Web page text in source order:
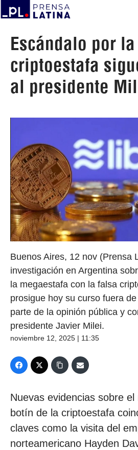
Escándalo por la
criptoestafa
al presidente
Buenos Aires, 12 nov (Prensa
investigación en Argentina
la megaestafa con la falsa
prosigue hoy su curso fuera
parte de la opinión pública y
presidente Javier Milei.
noviembre 12, 2025 | 11:35
Nuevas evidencias sobre el
botín de la criptoestafa
claves como la visita del
norteamericano Hayden